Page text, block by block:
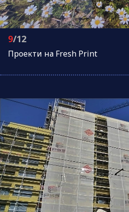
9/12
Проeкти на Fresh Print